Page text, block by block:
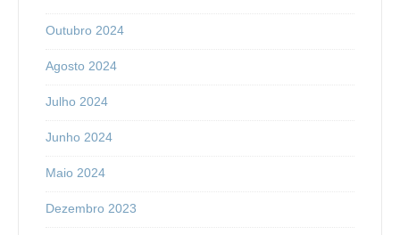
Outubro 2024
Agosto 2024
Julho 2024
Junho 2024
Maio 2024
Dezembro 2023